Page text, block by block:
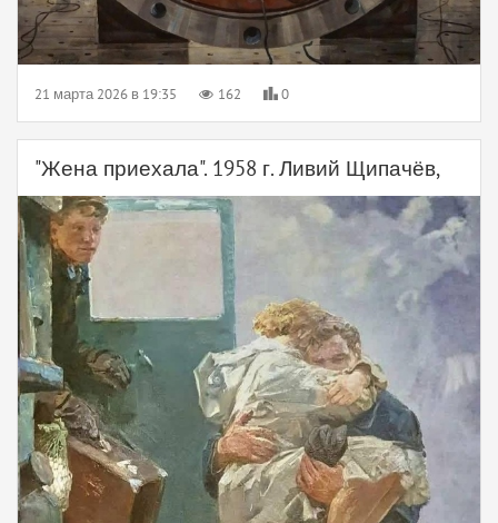
21 марта 2026 в 19:35 162 0
"Жена приехала". 1958 г. Ливий Щипачёв,